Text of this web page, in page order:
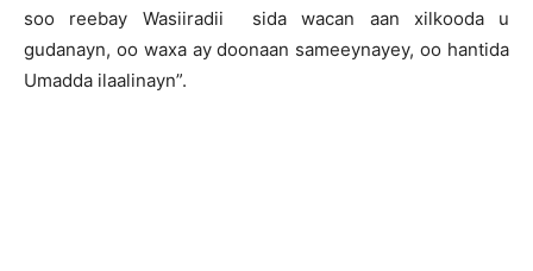
soo reebay Wasiiradii sida wacan aan xilkooda u
gudanayn, oo waxa ay doonaan sameeynayey, oo hantida
Umadda ilaalinayn”.